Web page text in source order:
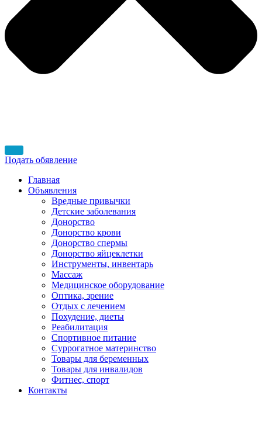
Подать обявление
Главная
Объявления
Вредные привычки
Детские заболевания
Донорство
Донорство крови
Донорство спермы
Донорство яйцеклетки
Инструменты, инвентарь
Массаж
Медицинское оборудование
Оптика, зрение
Отдых с лечением
Похудение, диеты
Реабилитация
Спортивное питание
Суррогатное материнство
Товары для беременных
Товары для инвалидов
Фитнес, спорт
Контакты